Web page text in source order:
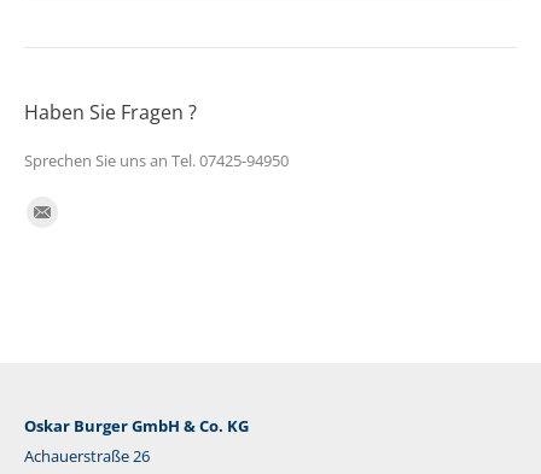
Haben Sie Fragen ?
Sprechen Sie uns an Tel. 07425-94950
Finden Sie uns auf:
Oskar Burger GmbH & Co. KG
Achauerstraße 26